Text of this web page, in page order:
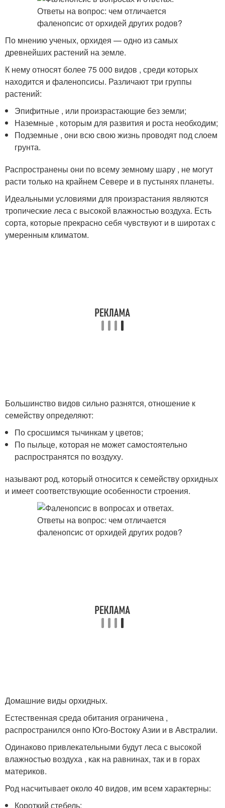
По мнению ученых, орхидея — одно из самых
древнейших растений на земле.
К нему относят более 75 000 видов , среди которых
находится и фаленопсисы. Различают три группы
растений:
Эпифитные , или произрастающие без земли;
Наземные , которым для развития и роста необходим;
Подземные , они всю свою жизнь проводят под слоем
грунта.
Распространены они по всему земному шару , не могут
расти только на крайнем Севере и в пустынях планеты.
Идеальными условиями для произрастания являются
тропические леса с высокой влажностью воздуха. Есть
сорта, которые прекрасно себя чувствуют и в широтах с
умеренным климатом.
Большинство видов сильно разнятся, отношение к
семейству определяют:
По сросшимся тычинкам у цветов;
По пыльце, которая не может самостоятельно
распространятся по воздуху.
называют род, который относится к семейству орхидных
и имеет соответствующие особенности строения.
Домашние виды орхидных.
Естественная среда обитания ограничена ,
распространился онпо Юго-Востоку Азии и в Австралии.
Одинаково привлекательными будут леса с высокой
влажностью воздуха , как на равнинах, так и в горах
материков.
Род насчитывает около 40 видов, им всем характерны:
Короткий стебель;